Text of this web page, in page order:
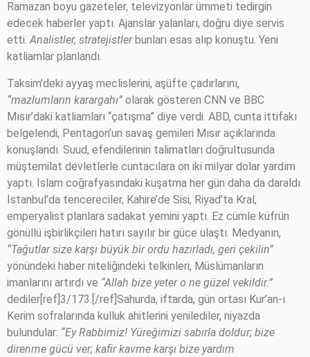
Ramazan boyu gazeteler, televizyonlar ümmeti tedirgin
edecek haberler yaptı. Ajanslar yalanları, doğru diye servis
etti.Analistler, stratejistlerbunları esas alıp konuştu. Yeni
katliamlar planlandı.
Taksim’deki ayyaş meclislerini, aşüfte çadırlarını,
“mazlumların karargahı” olarak gösteren CNN ve BBC
Mısır’daki katliamları “çatışma” diye verdi. ABD, cunta ittifakı
belgelendi, Pentagon’un savaş gemileri Mısır açıklarında
konuşlandı. Suud, efendilerinin talimatları doğrultusunda
müştemilat devletlerle cuntacılara on iki milyar dolar yardım
yaptı. İslam coğrafyasındaki kuşatma her gün daha da daraldı.
İstanbul’da tencereciler, Kahire’de Sisi, Riyad’ta Kral,
emperyalist planlara sadakat yemini yaptı. Ez cümle küfrün
gönüllü işbirlikçileri hatırı sayılır bir güce ulaştı. Medyanın,
“Tağutlar size karşı büyük bir ordu hazırladı, geri çekilin”
yönündeki haber niteliğindeki telkinleri, Müslümanların
imanlarını artırdı ve “Allah bize yeter o ne güzel vekildir.”
dediler[ref]3/173.[/ref]Sahurda, iftarda, gün ortası Kur’an-ı
Kerim sofralarında kulluk ahitlerini yenilediler, niyazda
bulundular: “Ey Rabbimiz! Yüreğimizi sabırla doldur; bize
direnme gücü ver; kafir kavme karşı bize yardım